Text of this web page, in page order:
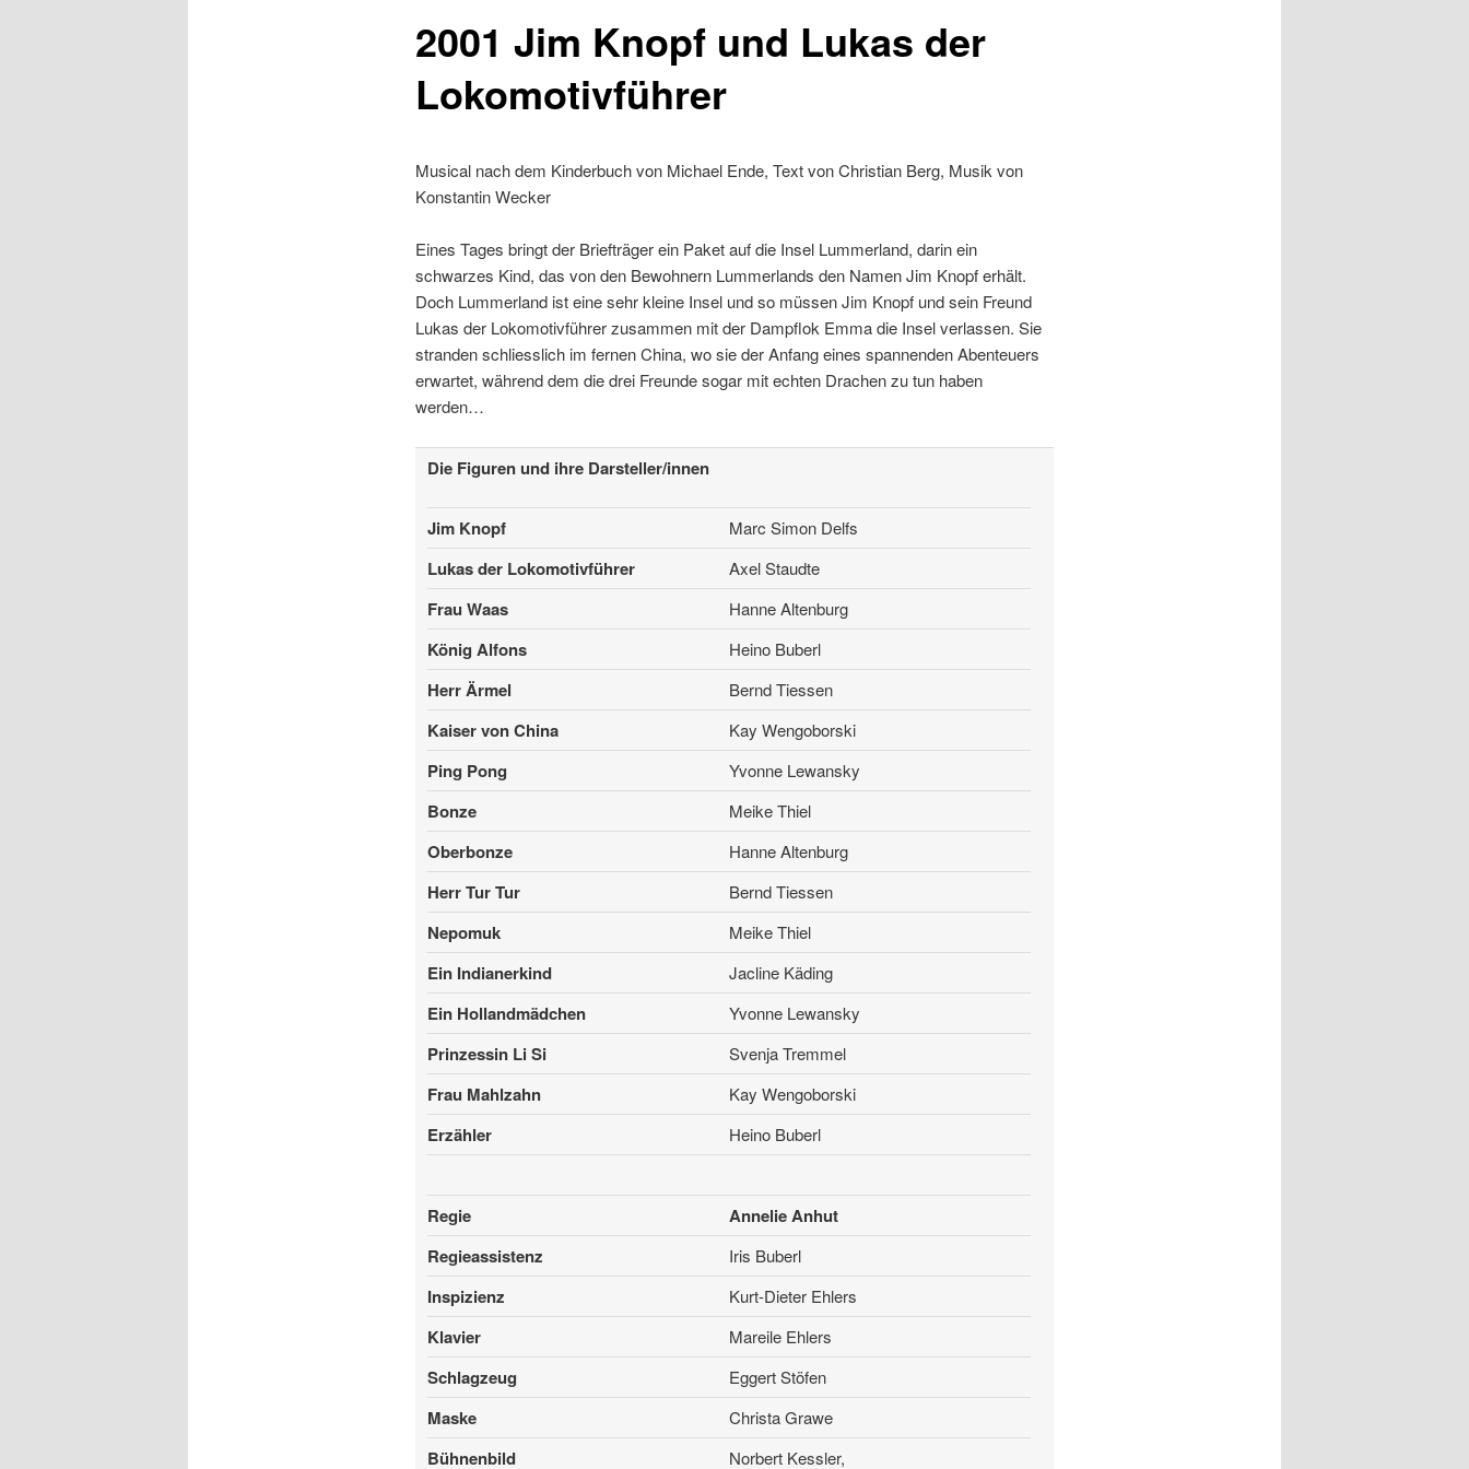
2001 Jim Knopf und Lukas der
Lokomotivführer
Musical nach dem Kinderbuch von Michael Ende, Text von Christian Berg, Musik von
Konstantin Wecker
Eines Tages bringt der Briefträger ein Paket auf die Insel Lummerland, darin ein
schwarzes Kind, das von den Bewohnern Lummerlands den Namen Jim Knopf erhält.
Doch Lummerland ist eine sehr kleine Insel und so müssen Jim Knopf und sein Freund
Lukas der Lokomotivführer zusammen mit der Dampflok Emma die Insel verlassen. Sie
stranden schliesslich im fernen China, wo sie der Anfang eines spannenden Abenteuers
erwartet, während dem die drei Freunde sogar mit echten Drachen zu tun haben
werden…
Die Figuren und ihre Darsteller/innen
Jim Knopf Marc Simon Delfs
Lukas der Lokomotivführer Axel Staudte
Frau Waas Hanne Altenburg
König Alfons Heino Buberl
Herr Ärmel Bernd Tiessen
Kaiser von China Kay Wengoborski
Ping Pong Yvonne Lewansky
Bonze Meike Thiel
Oberbonze Hanne Altenburg
Herr Tur Tur Bernd Tiessen
Nepomuk Meike Thiel
Ein Indianerkind Jacline Käding
Ein Hollandmädchen Yvonne Lewansky
Prinzessin Li Si Svenja Tremmel
Frau Mahlzahn Kay Wengoborski
Erzähler Heino Buberl
Regie
Annelie Anhut
Regieassistenz
Iris Buberl
Inspizienz Kurt-Dieter Ehlers
Klavier Mareile Ehlers
Schlagzeug Eggert Stöfen
Maske Christa Grawe
Bühnenbild
Norbert Kessler,